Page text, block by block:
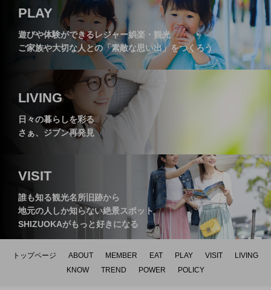
けてくれる、浜松市の【A.C.L ～アルク
～】
2026.05.21 静岡県立森林公園「森の家」にある人気
レストラン【まつぼっくり】
PLAY
遊びや体験ができるレジャー娯楽・観光
ご家族や大切な人との「素敵な思い出」をつくろう
LIVING
日々の暮らしを彩る
さぁ、ジブン再発見
VISIT
誰も知る観光名所旧跡から
地元の人しか知らない絶景スポット
SHIZUOKAがもっと好きになる
トップページ ABOUT MEMBER EAT PLAY VISIT
LIVING
KNOW
TREND POWER POLICY